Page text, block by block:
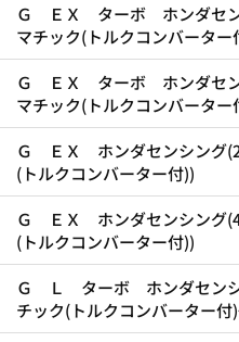
Ｇ ＥＸ ターボ ホンダセン
マチック(トルクコンバータ
Ｇ ＥＸ ターボ ホンダセン
マチック(トルクコンバータ
Ｇ ＥＸ ホンダセンシング
(トルクコンバーター付))
Ｇ ＥＸ ホンダセンシング
(トルクコンバーター付))
Ｇ Ｌ ターボ ホンダセンシ
チック(トルクコンバーター付